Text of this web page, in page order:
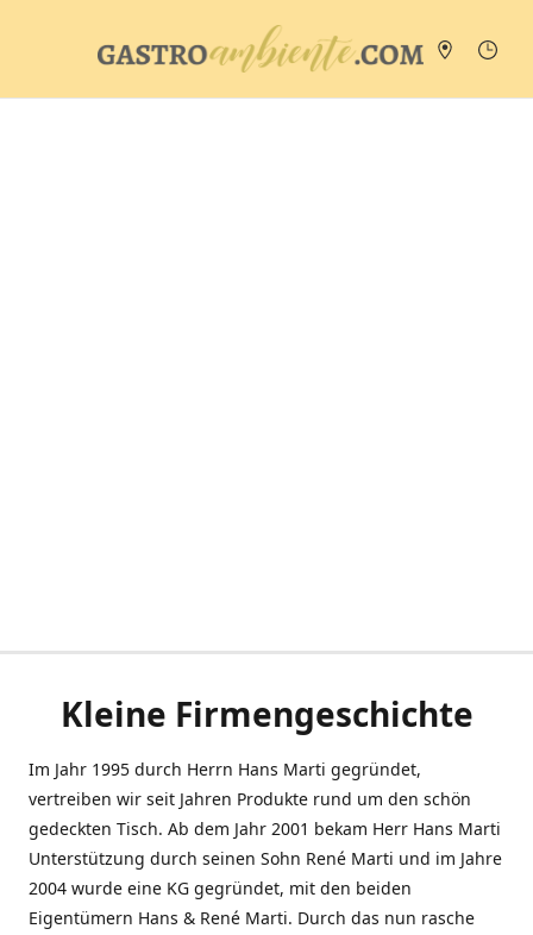
Kleine Firmengeschichte
Im Jahr 1995 durch Herrn Hans Marti gegründet,
vertreiben wir seit Jahren Produkte rund um den schön
gedeckten Tisch. Ab dem Jahr 2001 bekam Herr Hans Marti
Unterstützung durch seinen Sohn René Marti und im Jahre
2004 wurde eine KG gegründet, mit den beiden
Eigentümern Hans & René Marti. Durch das nun rasche